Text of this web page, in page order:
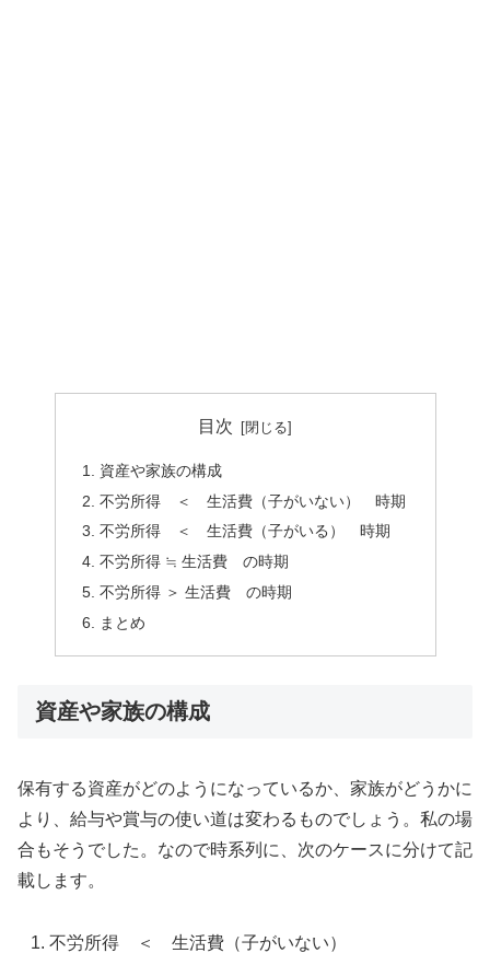
目次
資産や家族の構成
不労所得 ＜ 生活費（子がいない） 時期
不労所得 ＜ 生活費（子がいる） 時期
不労所得 ≒ 生活費 の時期
不労所得 ＞ 生活費 の時期
まとめ
資産や家族の構成
保有する資産がどのようになっているか、家族がどうかに
より、給与や賞与の使い道は変わるものでしょう。私の場
合もそうでした。なので時系列に、次のケースに分けて記
載します。
不労所得 ＜ 生活費（子がいない）